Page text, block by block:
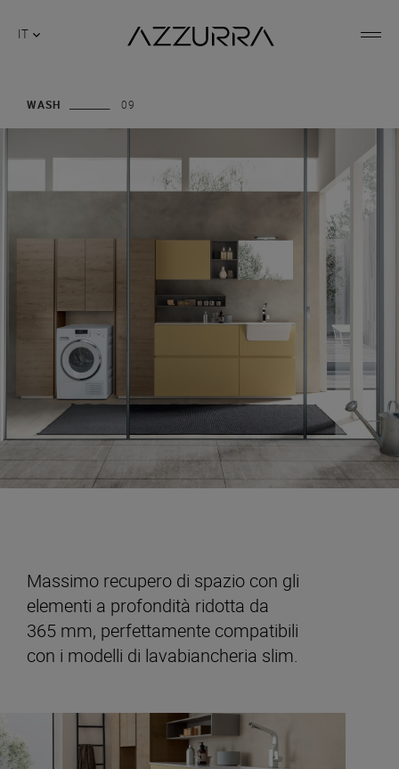
IT
WASH 09
Massimo recupero di spazio con gli
elementi a profondità ridotta da
365 mm, perfettamente compatibili
con i modelli di lavabiancheria slim.